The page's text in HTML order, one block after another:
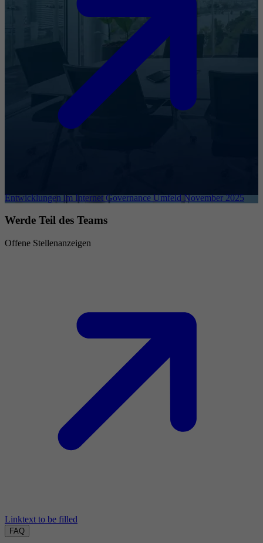
Entwicklungen im Internet Governance Umfeld November 2025
Werde Teil des Teams
Offene Stellenanzeigen
Linktext to be filled
FAQ